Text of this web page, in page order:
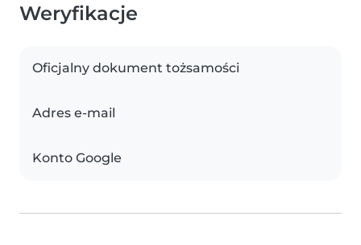
Weryfikacje
Oficjalny dokument tożsamości
Adres e-mail
Konto Google